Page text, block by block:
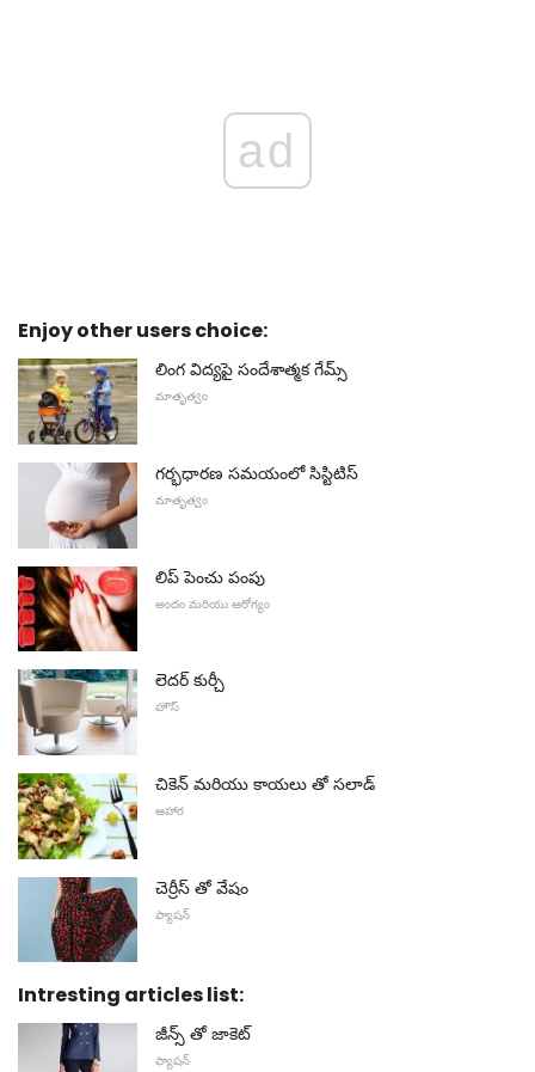
ad
Enjoy other users choice:
లింగ విద్యపై సందేశాత్మక గేమ్స్
మాతృత్వం
గర్భధారణ సమయంలో సిస్టిటిస్
మాతృత్వం
లిప్ పెంచు పంపు
అందం మరియు ఆరోగ్యం
లెదర్ కుర్చీ
హౌస్
చికెన్ మరియు కాయలు తో సలాడ్
ఆహార
చెర్రీస్ తో వేషం
ఫ్యాషన్
Intresting articles list:
జీన్స్ తో జాకెట్
ఫ్యాషన్